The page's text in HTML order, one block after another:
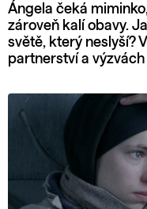
Ángela čeká
zároveň kalí obavy.
světě, který neslyší?
partnerství a